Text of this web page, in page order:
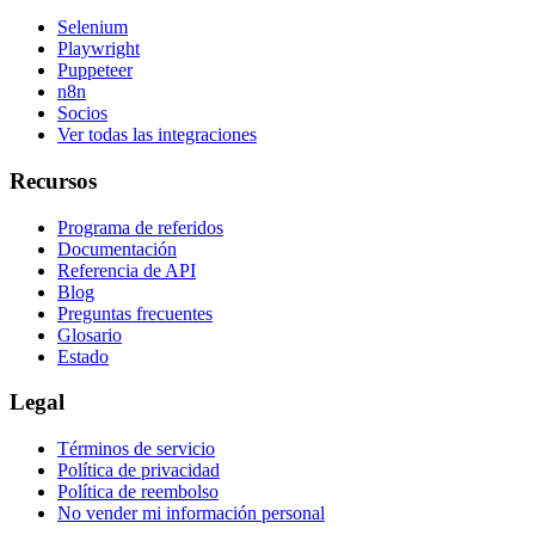
Selenium
Playwright
Puppeteer
n8n
Socios
Ver todas las integraciones
Recursos
Programa de referidos
Documentación
Referencia de API
Blog
Preguntas frecuentes
Glosario
Estado
Legal
Términos de servicio
Política de privacidad
Política de reembolso
No vender mi información personal